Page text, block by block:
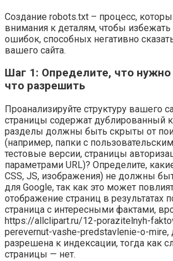
Создание robots.txt – процесс,
внимания к деталям, чтобы
ошибок, способных негативно
вашего сайта.
Шаг 1: Определите, что нужно
что разрешить
Проанализируйте структуру вашего
страницы содержат дублированный
разделы должны быть скрыты от
(например, папки с
тестовые версии, страницы
параметрами URL)? Определите,
CSS, JS, изображения) не должны
для Google, так как это может
отображение страниц в результатах
страница с интересными фактами,
https://allclipart.ru/12-porazitelnyh-
perevernut-vashe-predstavlenie-o-
разрешена к индексации, тогда как
страницы — нет.